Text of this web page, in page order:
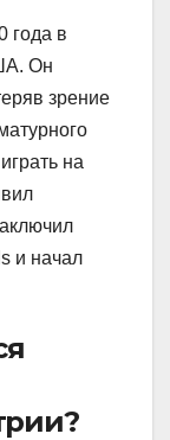
года в
Он
зрение
на
и начал